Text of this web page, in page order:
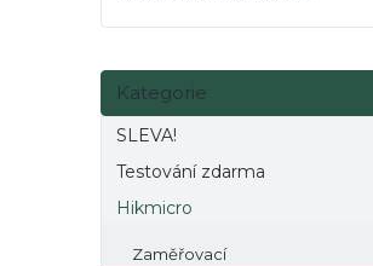
Přeskočit
kategorie
Kategorie
SLEVA!
Testování zdarma
Hikmicro
Zaměřovací